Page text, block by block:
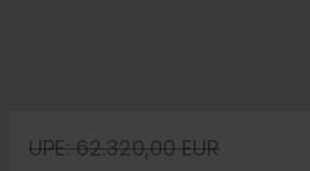
UPE: 62.320,00 EUR